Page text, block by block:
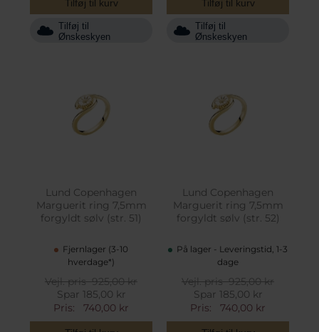
Tilføj til kurv
Tilføj til
Ønskeskyen
Tilføj til kurv
Tilføj til
Ønskeskyen
Lund Copenhagen
Marguerit ring 7,5mm
forgyldt sølv (str. 51)
Fjernlager (3-10
hverdage*)
Vejl. pris925,00 kr
Spar 185,00 kr
Pris:
740,00 kr
Lund Copenhagen
Marguerit ring 7,5mm
forgyldt sølv (str. 52)
På lager - Leveringstid, 1-3
dage
Vejl. pris925,00 kr
Spar 185,00 kr
Pris:
740,00 kr